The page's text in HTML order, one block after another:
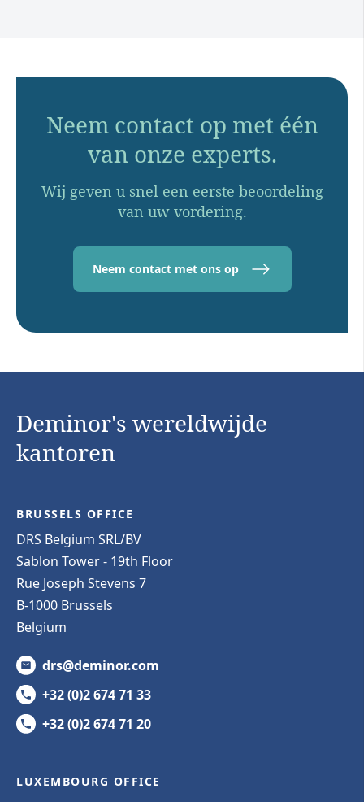
Neem contact op met één
van onze experts.
Wij geven u snel een eerste beoordeling
van uw vordering.
Neem contact met ons op
Deminor's wereldwijde
kantoren
BRUSSELS OFFICE
DRS Belgium SRL/BV
Sablon Tower - 19th Floor
Rue Joseph Stevens 7
B-1000 Brussels
Belgium
drs@deminor.com
+32 (0)2 674 71 33
+32 (0)2 674 71 20
LUXEMBOURG OFFICE